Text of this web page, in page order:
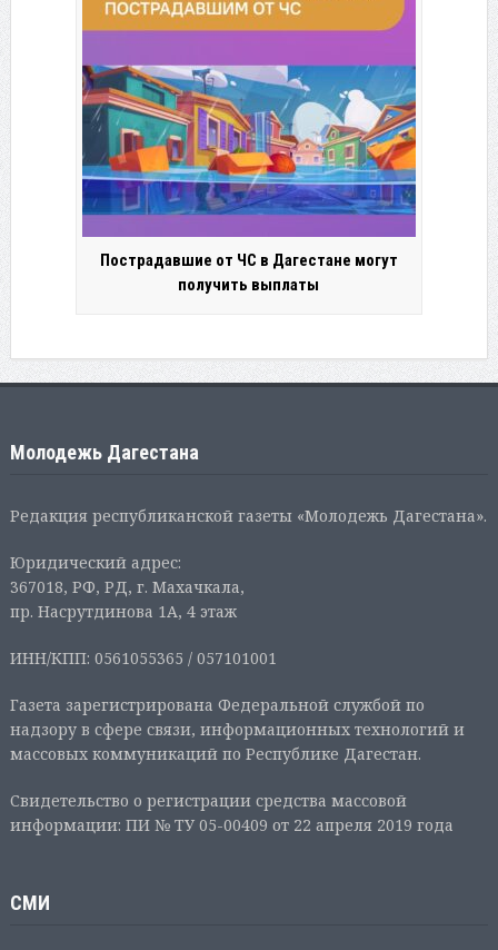
Пострадавшие от ЧС в Дагестане могут
получить выплаты
Молодежь Дагестана
Редакция республиканской газеты «Молодежь Дагестана».
Юридический адрес:
367018, РФ, РД, г. Махачкала,
пр. Насрутдинова 1А, 4 этаж
ИНН/КПП: 0561055365 / 057101001
Газета зарегистрирована Федеральной службой по
надзору в сфере связи, информационных технологий и
массовых коммуникаций по Республике Дагестан.
Свидетельство о регистрации средства массовой
информации: ПИ № ТУ 05-00409 от 22 апреля 2019 года
СМИ